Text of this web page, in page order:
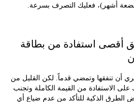
فعليك التصرف بسرعة.
استفادة من بطاقة
وتمضي قدماً. لكن القليل من
من القيمة الكاملة وتجنب
للتأكد من عدم ضياع أي